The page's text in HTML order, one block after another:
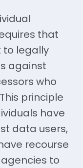
that
to legally
against
who
principle
have
data users,
recourse
to